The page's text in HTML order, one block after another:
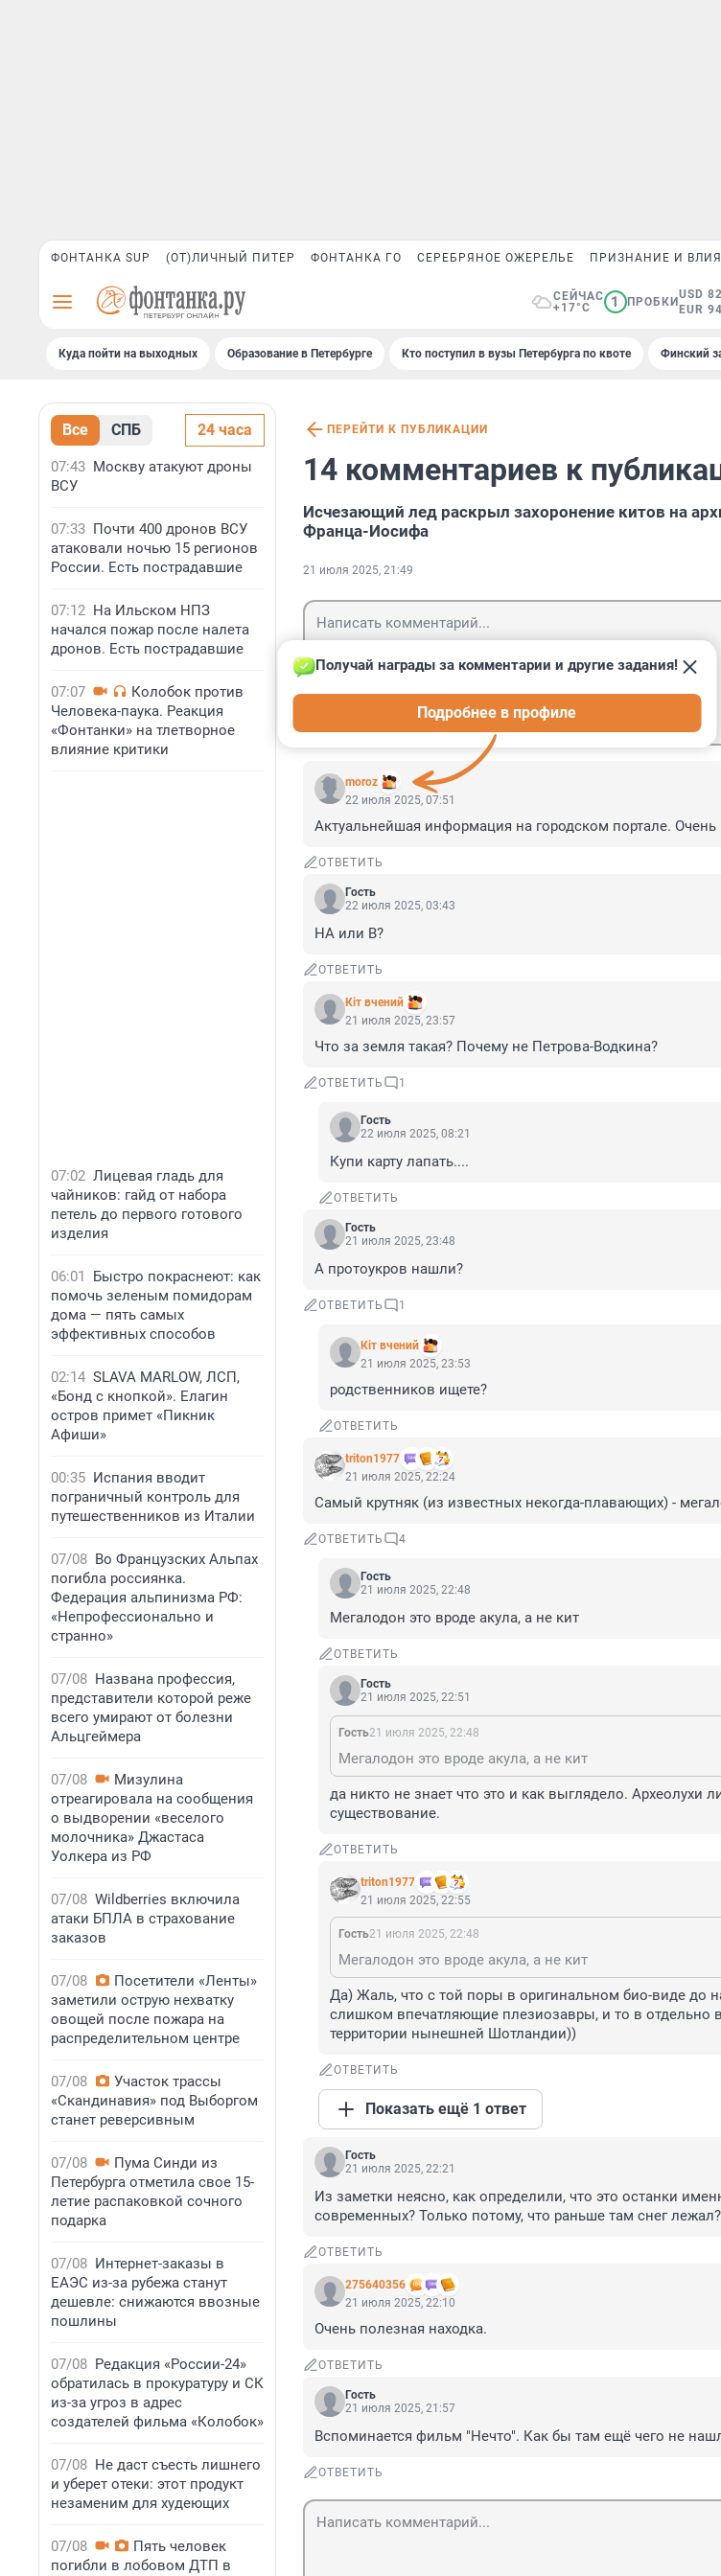
ФОНТАНКА SUP (ОТ)ЛИЧНЫЙ ПИТЕР ФОНТАНКА ГО СЕРЕБРЯНОЕ ОЖЕРЕЛЬЕ ПРИЗНАНИЕ И
СЕЙЧАС
+17°C
1 ПРОБКИ
USD
EUR
Куда пойти на выходных Образование в Петербурге Кто поступил в вузы Петербурга по квоте Финский
Все СПБ 24 часа
07:43 Москву атакуют дроны
ВСУ
07:33 Почти 400 дронов ВСУ
атаковали ночью 15 регионов
России. Есть пострадавшие
07:12 На Ильском НПЗ
начался пожар после налета
дронов. Есть пострадавшие
07:07
Колобок против
Человека-паука. Реакция
«Фонтанки» на тлетворное
влияние критики
07:02 Лицевая гладь для
чайников: гайд от набора
петель до первого готового
изделия
06:01
Быстро покраснеют: как
помочь зеленым помидорам
дома — пять самых
эффективных способов
02:14 SLAVA MARLOW, ЛСП,
«Бонд с кнопкой». Елагин
остров примет «Пикник
Афиши»
00:35 Испания вводит
пограничный контроль для
путешественников из Италии
07/08 Во Французских Альпах
погибла россиянка.
Федерация альпинизма РФ:
«Непрофессионально и
странно»
07/08 Названа профессия,
представители которой реже
всего умирают от болезни
Альцгеймера
07/08
Мизулина
отреагировала на сообщения
о выдворении «веселого
молочника» Джастаса
Уолкера из РФ
07/08 Wildberries включила
атаки БПЛА в страхование
заказов
07/08
Посетители «Ленты»
заметили острую нехватку
овощей после пожара на
распределительном центре
07/08
Участок трассы
«Скандинавия» под Выборгом
станет реверсивным
07/08
Пума Синди из
Петербурга отметила свое 15-
летие распаковкой сочного
подарка
07/08 Интернет-заказы в
ЕАЭС из-за рубежа станут
дешевле: снижаются ввозные
пошлины
07/08 Редакция «России-24»
обратилась в прокуратуру и СК
из-за угроз в адрес
создателей фильма «Колобок»
07/08 Не даст съесть лишнего
и уберет отеки: этот продукт
незаменим для худеющих
07/08
Пять человек
погибли в лобовом ДТП в
ПЕРЕЙТИ К ПУБЛИКАЦИИ
14 комментариев к
Исчезающий лед раскрыл захоронение китов на
Франца-Иосифа
21 июля 2025, 21:49
moroz
Получай награды за комментарии и другие задания!
Подробнее в профиле
22 июля 2025, 07:51
Актуальнейшая информация на городском портале.
ОТВЕТИТЬ
Гость
22 июля 2025, 03:43
НА или В?
ОТВЕТИТЬ
Кiт вчений
21 июля 2025, 23:57
Что за земля такая? Почему не Петрова-Водкина?
ОТВЕТИТЬ 1
Гость
22 июля 2025, 08:21
Купи карту лапать....
ОТВЕТИТЬ
Гость
21 июля 2025, 23:48
А протоукров нашли?
ОТВЕТИТЬ 1
Кiт вчений
21 июля 2025, 23:53
родственников ищете?
ОТВЕТИТЬ
triton1977
21 июля 2025, 22:24
Самый крутняк (из известных некогда-плавающих) -
ОТВЕТИТЬ 4
Гость
21 июля 2025, 22:48
Мегалодон это вроде акула, а не кит
ОТВЕТИТЬ
Гость
21 июля 2025, 22:51
Гость21 июля 2025, 22:48
Мегалодон это вроде акула, а не кит
да никто не знает что это и как выглядело. Археолухи
существование.
ОТВЕТИТЬ
triton1977
21 июля 2025, 22:55
Гость21 июля 2025, 22:48
Мегалодон это вроде акула, а не кит
Да) Жаль, что с той поры в оригинальном био-виде до
слишком впечатляющие плезиозавры, и то в отдельно
территории нынешней Шотландии))
ОТВЕТИТЬ
Показать ещё 1 ответ
Гость
21 июля 2025, 22:21
Из заметки неясно, как определили, что это останки
современных? Только потому, что раньше там снег лежал?
ОТВЕТИТЬ
275640356
21 июля 2025, 22:10
Очень полезная находка.
ОТВЕТИТЬ
Гость
21 июля 2025, 21:57
Вспоминается фильм "Нечто". Как бы там ещё чего не
ОТВЕТИТЬ